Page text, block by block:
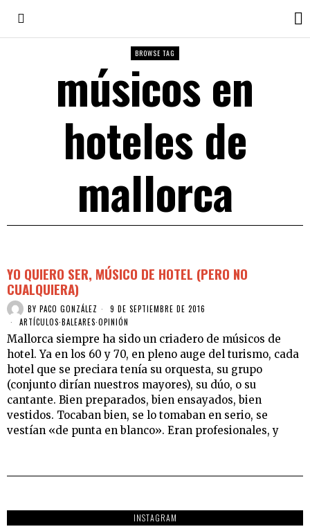
BROWSE TAG
músicos en
hoteles de
mallorca
YO QUIERO SER, MÚSICO DE HOTEL (PERO NO
CUALQUIERA)
BY PACO GONZÁLEZ
9 DE SEPTIEMBRE DE 2016
ARTÍCULOS·BALEARES·OPINIÓN
Mallorca siempre ha sido un criadero de músicos de
hotel. Ya en los 60 y 70, en pleno auge del turismo, cada
hotel que se preciara tenía su orquesta, su grupo
(conjunto dirían nuestros mayores), su dúo, o su
cantante. Bien preparados, bien ensayados, bien
vestidos. Tocaban bien, se lo tomaban en serio, se
vestían «de punta en blanco». Eran profesionales, y
INSTAGRAM